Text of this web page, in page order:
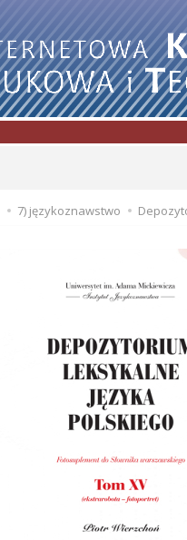
7) językoznawstwo